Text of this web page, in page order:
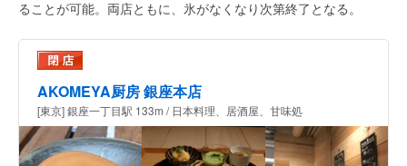
ることが可能。両店ともに、氷がなくなり次第終了となる。
AKOMEYA厨房 銀座本店
[東京] 銀座一丁目駅 133m / 日本料理、居酒屋、甘味処